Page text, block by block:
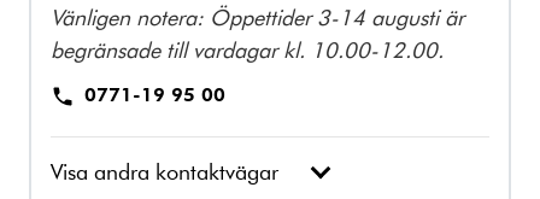
Vänligen notera: Öppettider 3-14 augusti är
begränsade till vardagar kl. 10.00-12.00.
0771-19 95 00
Visa andra kontaktvägar